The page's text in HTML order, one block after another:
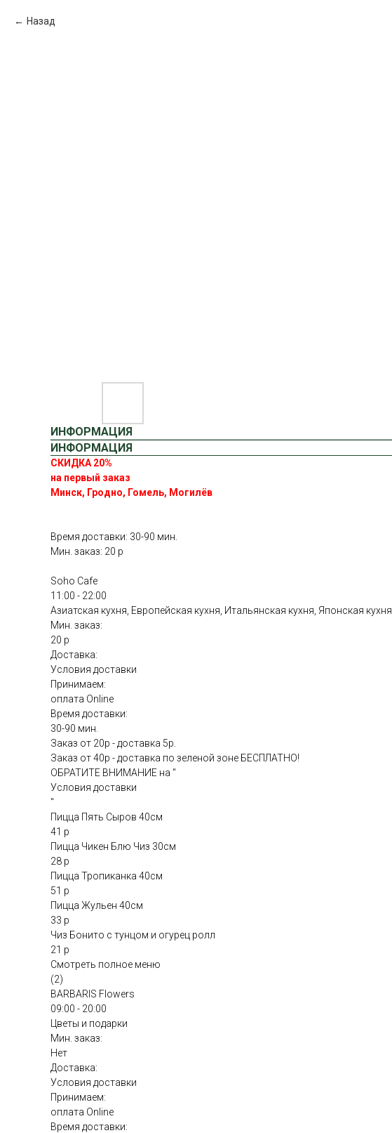
Назад
ИНФОРМАЦИЯ
ИНФОРМАЦИЯ
СКИДКА 20%
на первый заказ
Минск, Гродно, Гомель, Могилёв
Время доставки: 30-90 мин.
Мин. заказ: 20 р
Soho Cafe
11:00 - 22:00
Азиатская кухня, Европейская кухня, Итальянская кухня, Японская кухня
Мин. заказ:
20 р
Доставка:
Условия доставки
Принимаем:
оплата Online
Время доставки:
30-90 мин.
Заказ от 20р - доставка 5р.
Заказ от 40р - доставка по зеленой зоне БЕСПЛАТНО!
ОБРАТИТЕ ВНИМАНИЕ на "
Условия доставки
"
Пицца Пять Сыров 40см
41 р
Пицца Чикен Блю Чиз 30см
28 р
Пицца Тропиканка 40см
51 р
Пицца Жульен 40см
33 р
Чиз Бонито с тунцом и огурец ролл
21 р
Смотреть полное меню
(2)
BARBARIS Flowers
09:00 - 20:00
Цветы и подарки
Мин. заказ:
Нет
Доставка:
Условия доставки
Принимаем:
оплата Online
Время доставки: